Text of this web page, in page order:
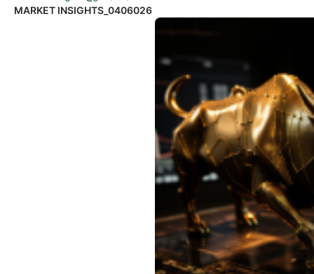
MARKET INSIGHTS_0406026